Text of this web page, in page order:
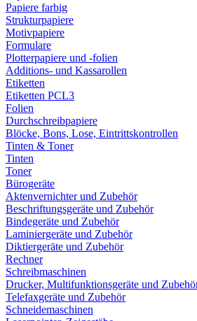
Papiere farbig
Strukturpapiere
Motivpapiere
Formulare
Plotterpapiere und -folien
Additions- und Kassarollen
Etiketten
Etiketten PCL3
Folien
Durchschreibpapiere
Blöcke, Bons, Lose, Eintrittskontrollen
Tinten & Toner
Tinten
Toner
Bürogeräte
Aktenvernichter und Zubehör
Beschriftungsgeräte und Zubehör
Bindegeräte und Zubehör
Laminiergeräte und Zubehör
Diktiergeräte und Zubehör
Rechner
Schreibmaschinen
Drucker, Multifunktionsgeräte und
Telefaxgeräte und Zubehör
Schneidemaschinen